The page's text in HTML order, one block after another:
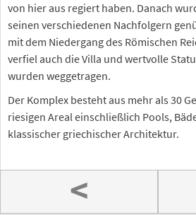
von hier aus regiert haben. Danach
seinen verschiedenen Nachfolgern
mit dem Niedergang des Römischen
verfiel auch die Villa und wertvolle
wurden weggetragen.
Der Komplex besteht aus mehr als 30
riesigen Areal einschließlich Pools,
klassischer griechischer Architektur.
<